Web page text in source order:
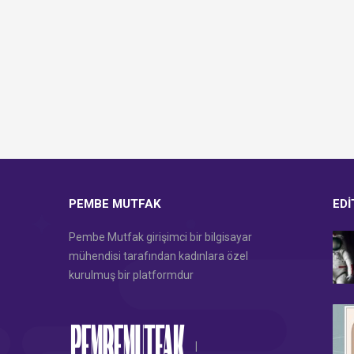
PEMBE MUTFAK
Pembe Mutfak girişimci bir bilgisayar
mühendisi tarafından kadınlara özel
kurulmuş bir platformdur
|